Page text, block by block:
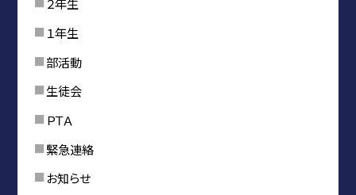
１年生
部活動
生徒会
ＰＴＡ
緊急連絡
お知らせ